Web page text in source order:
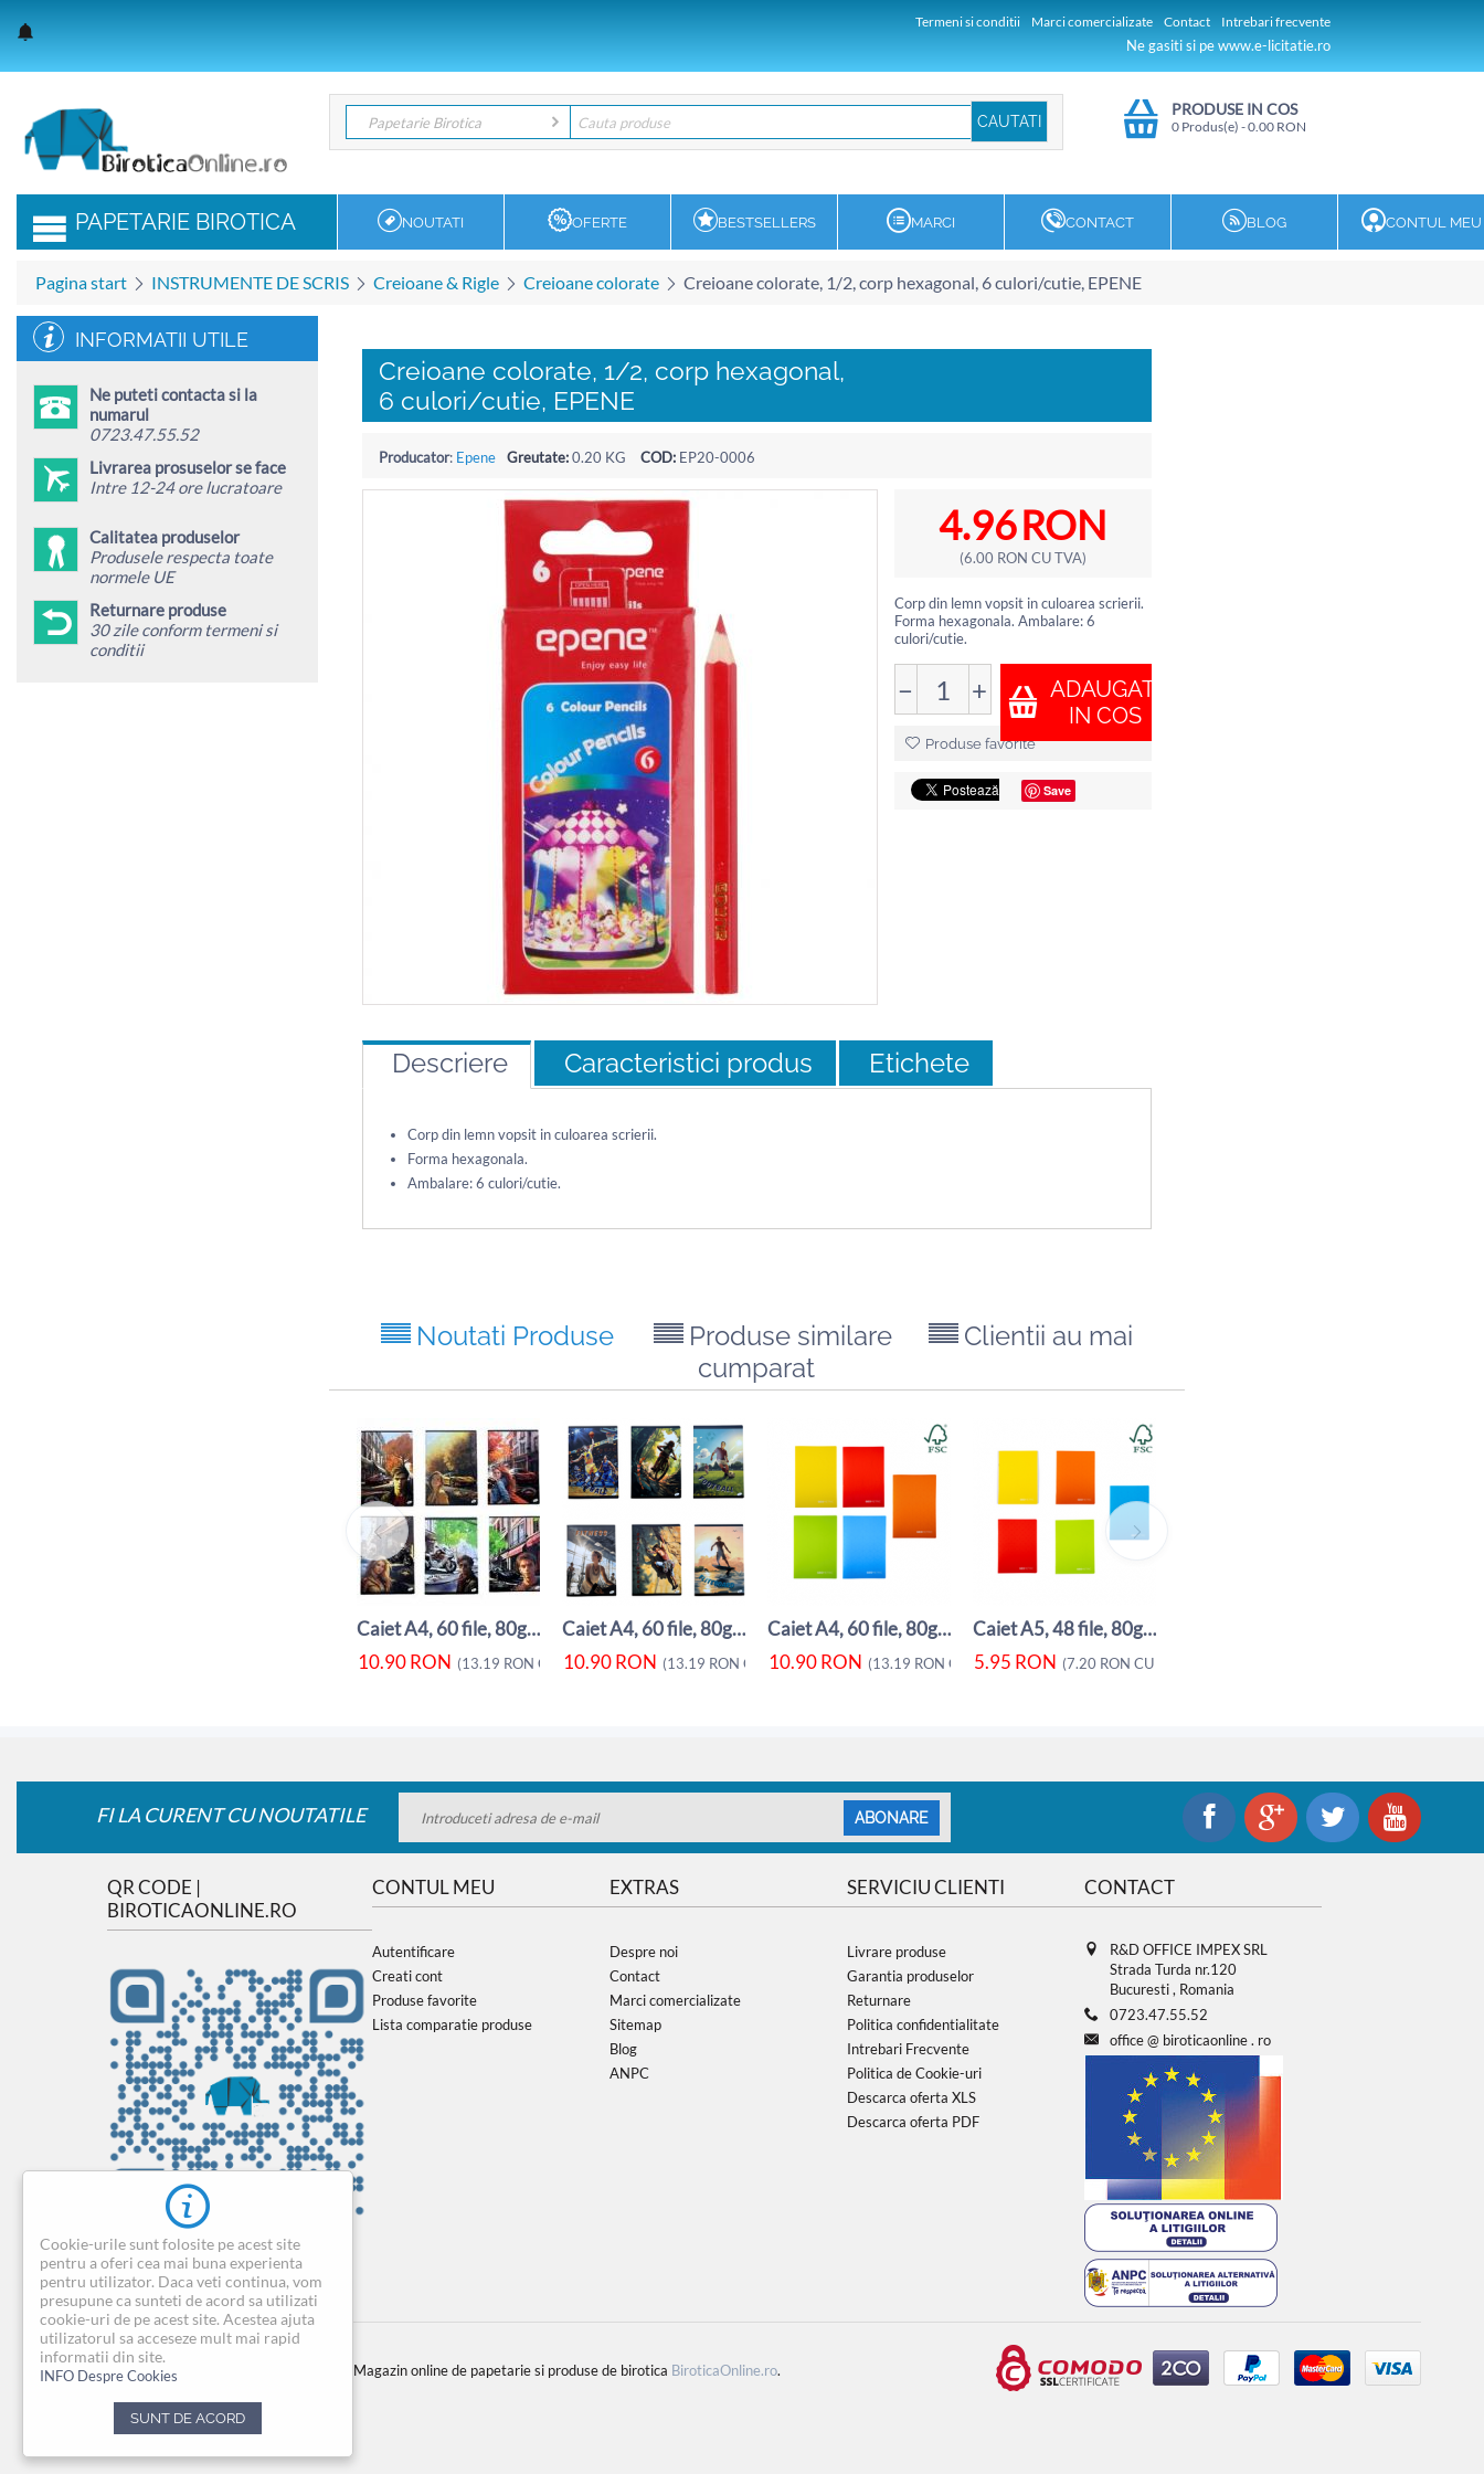
Cookie-urile sunt folosite pe acest site
pentru a oferi cea mai buna experienta
pentru utilizator. Daca veti continua, vom
presupune ca sunteti de acord sa utilizati
cookie-uri de pe acest site. Acestea ajuta
utilizatorul sa acceseze mult mai rapid
informatii din site.
INFO Despre Cookies
SUNT DE ACORD
Termeni si conditii Marci comercializate Contact Intrebari frecvente
Ne gasiti si pe www.e-licitatie.ro
Papetarie Birotica
Papetarie Birotica
PRODUSE IN COS
0 Produs(e) -0.00RON
PAPETARIE BIROTICA NOUTATI OFERTE BESTSELLERS MARCI CONTACT BLOG CONTUL MEU
Pagina start INSTRUMENTE DE SCRIS Creioane & Rigle Creioane colorate Creioane colorate, 1/2, corp hexagonal, 6 culori/cutie, EPENE
INFORMATII UTILE
Ne puteti contacta si la
numarul
0723.47.55.52
Livrarea prosuselor se face
Intre 12-24 ore lucratoare
Calitatea produselor
Produsele respecta toate
normele UE
Returnare produse
30 zile conform termeni si
conditii
Creioane colorate, 1/2, corp hexagonal,
6 culori/cutie, EPENE
Producator: Epene Greutate: 0.20 KG COD: EP20-0006
4.96RON
(6.00 RON CU TVA)
Corp din lemn vopsit in culoarea scrierii.
Forma hexagonala. Ambalare: 6
culori/cutie.
− +
ADAUGATI
IN COS
Produse favorite
Save
Descriere Caracteristici produs Etichete
Corp din lemn vopsit in culoarea scrierii.
Forma hexagonala.
Ambalare: 6 culori/cutie.
Noutati Produse Produse similare
Clientii au mai
cumparat
Caiet A4, 60 file, 80gsm, coperta carton ...
10.90 RON (13.19 RON CU TVA)
Caiet A4, 60 file, 80gsm, coperta carton ...
10.90 RON (13.19 RON CU TVA)
Caiet A4, 60 file, 80gsm, coperta carton ...
10.90 RON (13.19 RON CU TVA)
Caiet A5, 48 file, 80gsm, coperta carton ...
5.95 RON (7.20 RON CU TVA)
FI LA CURENT CU NOUTATILE ABONARE
QR CODE |
BIROTICAONLINE.RO
CONTUL MEU
Autentificare
Creati cont
Produse favorite
Lista comparatie produse
EXTRAS
Despre noi
Contact
Marci comercializate
Sitemap
Blog
ANPC
SERVICIU CLIENTI
Livrare produse
Garantia produselor
Returnare
Politica confidentialitate
Intrebari Frecvente
Politica de Cookie-uri
Descarca oferta XLS
Descarca oferta PDF
CONTACT
R&D OFFICE IMPEX SRL
Strada Turda nr.120
Bucuresti , Romania
0723.47.55.52
office@ biroticaonline. ro
© 2004-2026 BIROTICAONLINE.RO. Magazin online de papetarie si produse de birotica BiroticaOnline.ro.